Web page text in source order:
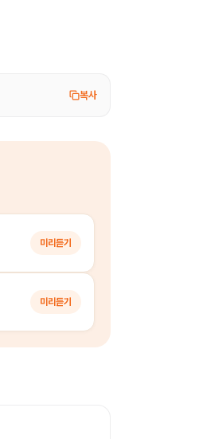
복사
미리듣기
미리듣기